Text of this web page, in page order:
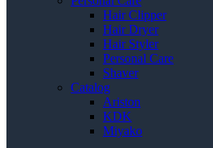
Hair Clipper
Hair Dryer
Hair Styler
Personal Care
Shaver
Catalog
Ariston
KDK
Miyako